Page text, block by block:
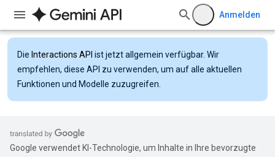
Anmelden
Die Interactions API ist jetzt allgemein verfügbar. Wir
empfehlen, diese API zu verwenden, um auf alle aktuellen
Funktionen und Modelle zuzugreifen.
Google verwendet KI-Technologie, um Inhalte in Ihre bevorzugte